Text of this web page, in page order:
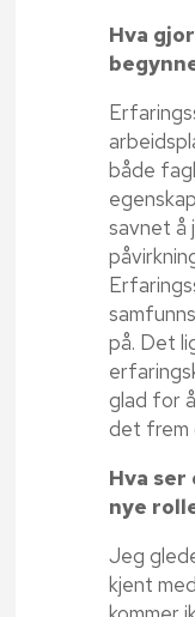
Hva
både
savnet å
på. Det
glad for
det frem
Hva
nye
Jeg
kjent